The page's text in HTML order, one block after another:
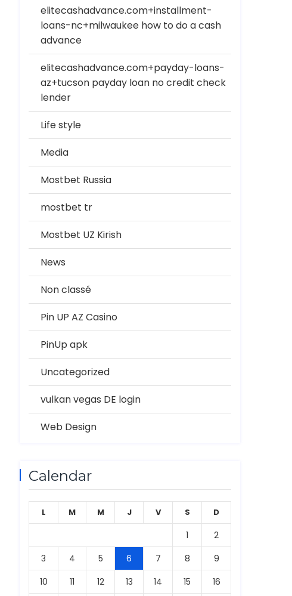
elitecashadvance.com+installment-
loans-nc+milwaukee how to do a cash
advance
elitecashadvance.com+payday-loans-
az+tucson payday loan no credit check
lender
Life style
Media
Mostbet Russia
mostbet tr
Mostbet UZ Kirish
News
Non classé
Pin UP AZ Casino
PinUp apk
Uncategorized
vulkan vegas DE login
Web Design
Calendar
L M M J V S D
1
2
3
4 5 6 7 8
9
10
11 12 13 14 15
16